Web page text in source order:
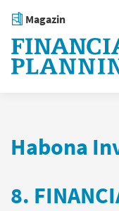
Magazin
Habona
8.